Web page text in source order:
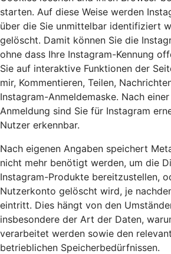
starten. Auf diese Weise werden
über die Sie unmittelbar identifiziert
gelöscht. Damit können Sie die
ohne dass Ihre Instagram-Kennung
Sie auf interaktive Funktionen der
mir, Kommentieren, Teilen,
Instagram-Anmeldemaske. Nach
Anmeldung sind Sie für Instagram
Nutzer erkennbar.
Nach eigenen Angaben speichert
nicht mehr benötigt werden, um die
Instagram-Produkte bereitzustellen,
Nutzerkonto gelöscht wird, je
eintritt. Dies hängt von den
insbesondere der Art der Daten,
verarbeitet werden sowie den
betrieblichen Speicherbedürfnissen.